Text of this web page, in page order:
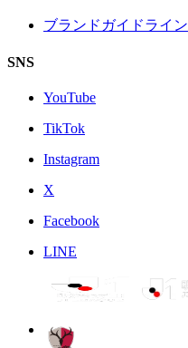
ブランドガイドライン
SNS
YouTube
TikTok
Instagram
X
Facebook
LINE